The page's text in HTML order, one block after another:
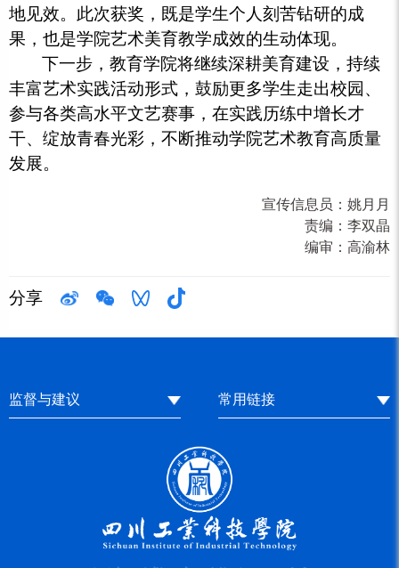
地见效。此次获奖，既是学生个人刻苦钻研的成
果，也是学院艺术美育教学成效的生动体现。
下一步，教育学院将继续深耕美育建设，持续
丰富艺术实践活动形式，鼓励更多学生走出校园、
参与各类高水平文艺赛事，在实践历练中增长才
干、绽放青春光彩，不断推动学院艺术教育高质量
发展。
宣传信息员： 姚月月
责编： 李双晶
编审： 高渝林
分享
监督与建议 常用链接